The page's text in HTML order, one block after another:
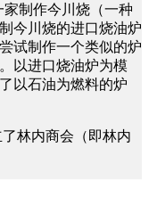
制作今川烧（一种
今川烧的进口烧油炉
试制作一个类似的炉
以进口烧油炉为模
以石油为燃料的炉
林内商会（即林内